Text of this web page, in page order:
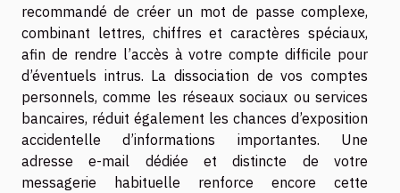
recommandé de créer un mot de passe complexe,
combinant lettres, chiffres et caractères spéciaux,
afin de rendre l’accès à votre compte difficile pour
d’éventuels intrus. La dissociation de vos comptes
personnels, comme les réseaux sociaux ou services
bancaires, réduit également les chances d’exposition
accidentelle d’informations importantes. Une
adresse e-mail dédiée et distincte de votre
messagerie habituelle renforce encore cette